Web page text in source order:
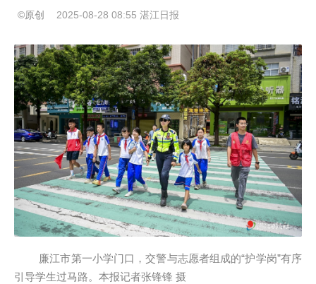
©原创 2025-08-28 08:55 湛江日报
廉江市第一小学门口，交警与志愿者组成的“护学岗”有序
引导学生过马路。本报记者张锋锋 摄